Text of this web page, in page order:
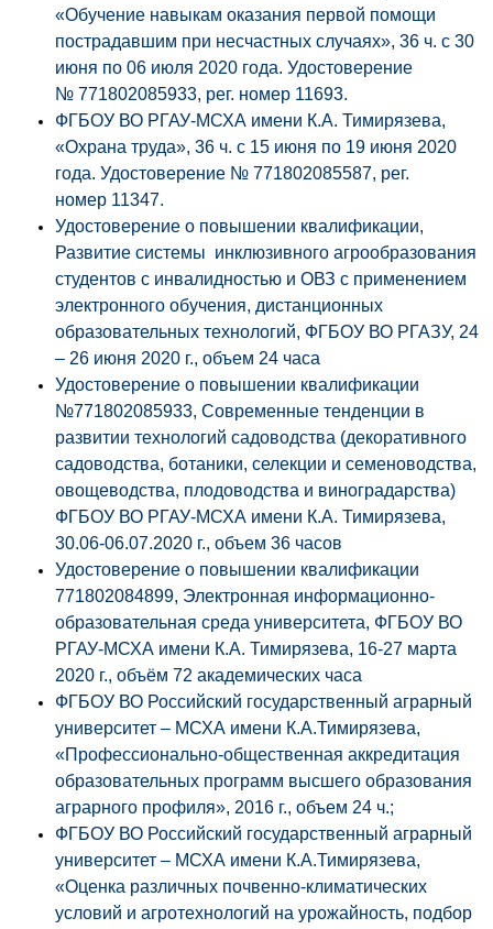
«Обучение навыкам оказания первой помощи
пострадавшим при несчастных случаях», 36 ч. с 30
июня по 06 июля 2020 года. Удостоверение
№ 771802085933, рег. номер 11693.
ФГБОУ ВО РГАУ-МСХА имени К.А. Тимирязева,
«Охрана труда», 36 ч. с 15 июня по 19 июня 2020
года. Удостоверение № 771802085587, рег.
номер 11347.
Удостоверение о повышении квалификации,
Развитие системы инклюзивного агрообразования
студентов с инвалидностью и ОВЗ с применением
электронного обучения, дистанционных
образовательных технологий, ФГБОУ ВО РГАЗУ, 24
– 26 июня 2020 г., объем 24 часа
Удостоверение о повышении квалификации
№771802085933, Современные тенденции в
развитии технологий садоводства (декоративного
садоводства, ботаники, селекции и семеноводства,
овощеводства, плодоводства и виноградарства)
ФГБОУ ВО РГАУ-МСХА имени К.А. Тимирязева,
30.06-06.07.2020 г., объем 36 часов
Удостоверение о повышении квалификации
771802084899, Электронная информационно-
образовательная среда университета, ФГБОУ ВО
РГАУ-МСХА имени К.А. Тимирязева, 16-27 марта
2020 г., объём 72 академических часа
ФГБОУ ВО Российский государственный аграрный
университет – МСХА имени К.А.Тимирязева,
«Профессионально-общественная аккредитация
образовательных программ высшего образования
аграрного профиля», 2016 г., объем 24 ч.;
ФГБОУ ВО Российский государственный аграрный
университет – МСХА имени К.А.Тимирязева,
«Оценка различных почвенно-климатических
условий и агротехнологий на урожайность, подбор